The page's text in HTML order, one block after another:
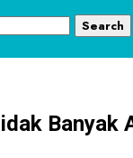
Banyak